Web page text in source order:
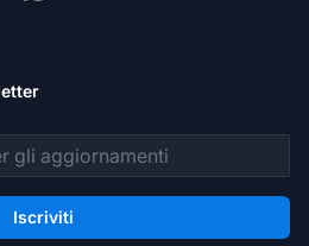
Iscriviti